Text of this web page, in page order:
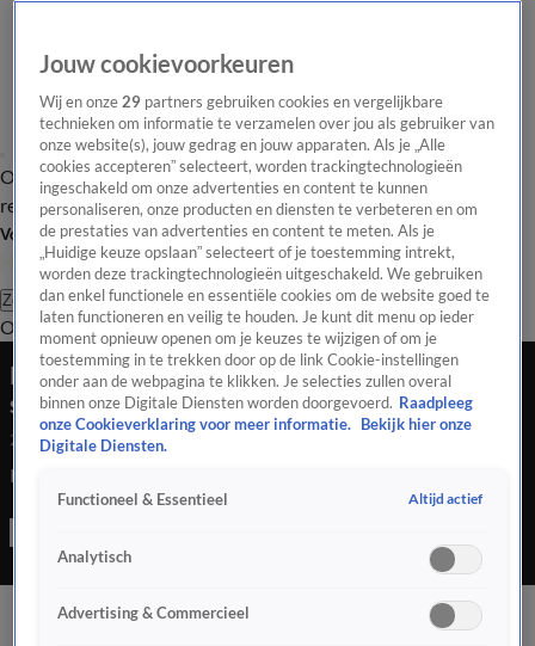
Overzicht Laatste nieuws Regionieuws Het beste van Hart
Tip de
redactie
Volg Hart van Nederland
Zoeken
OverzichtRegioUitzendingenWeerTip de redactiePanelVideo's
Renald strijdt tegen seksueel misbruik in de
sport
24 juli 2020, 16:35
Renald strijdt tegen seksueel misbruik in de sport
Jouw cookievoorkeuren
Wij en onze29 partners gebruiken cookies en vergelijkbare
technieken om informatie te verzamelen over jou als gebruiker van
onze website(s), jouw gedrag en jouw apparaten. Als je „Alle
cookies accepteren” selecteert, worden trackingtechnologieën
ingeschakeld om onze advertenties en content te kunnen
personaliseren, onze producten en diensten te verbeteren en om
de prestaties van advertenties en content te meten. Als je
„Huidige keuze opslaan” selecteert of je toestemming intrekt,
worden deze trackingtechnologieën uitgeschakeld. We gebruiken
dan enkel functionele en essentiële cookies om de website goed te
laten functioneren en veilig te houden. Je kunt dit menu op ieder
moment opnieuw openen om je keuzes te wijzigen of om je
toestemming in te trekken door op de link Cookie-instellingen
onder aan de webpagina te klikken. Je selecties zullen overal
binnen onze Digitale Diensten worden doorgevoerd. Raadpleeg
onze Cookieverklaring voor meer informatie.
Bekijk hier onze
Digitale Diensten.
Functioneel & Essentieel Altijd actief
Analytisch
Advertising & Commercieel